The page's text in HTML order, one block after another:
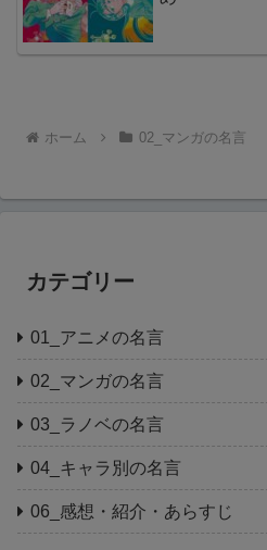
ホーム 02_マンガの名言
カテゴリー
01_アニメの名言
02_マンガの名言
03_ラノベの名言
04_キャラ別の名言
06_感想・紹介・あらすじ